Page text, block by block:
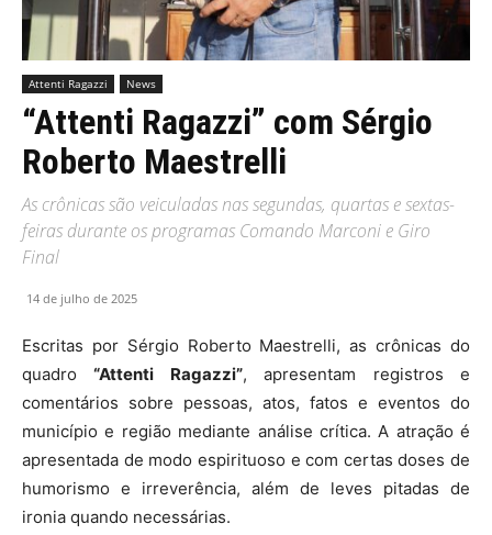
Attenti Ragazzi News
“Attenti Ragazzi” com Sérgio
Roberto Maestrelli
As crônicas são veiculadas nas segundas, quartas e sextas-
feiras durante os programas Comando Marconi e Giro
Final
14 de julho de 2025
Escritas por Sérgio Roberto Maestrelli, as crônicas do
quadro“Attenti Ragazzi”, apresentam registros e
comentários sobre pessoas, atos, fatos e eventos do
município e região mediante análise crítica. A atração é
apresentada de modo espirituoso e com certas doses de
humorismo e irreverência, além de leves pitadas de
ironia quando necessárias.